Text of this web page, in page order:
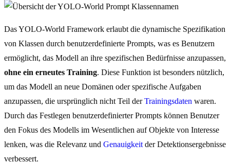
Das YOLO-World Framework erlaubt die dynamische Spezifikation
von Klassen durch benutzerdefinierte Prompts, was es Benutzern
ermöglicht, das Modell an ihre spezifischen Bedürfnisse anzupassen,
ohne ein erneutes Training. Diese Funktion ist besonders nützlich,
um das Modell an neue Domänen oder spezifische Aufgaben
anzupassen, die ursprünglich nicht Teil derTrainingsdaten waren.
Durch das Festlegen benutzerdefinierter Prompts können Benutzer
den Fokus des Modells im Wesentlichen auf Objekte von Interesse
lenken, was die Relevanz und Genauigkeit der Detektionsergebnisse
verbessert.